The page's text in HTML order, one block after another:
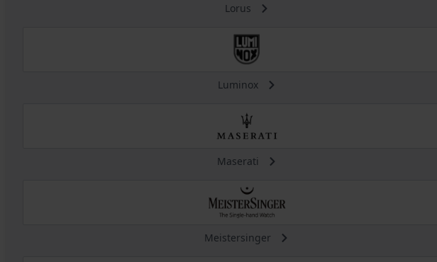
Lorus
Luminox
Maserati
Meistersinger